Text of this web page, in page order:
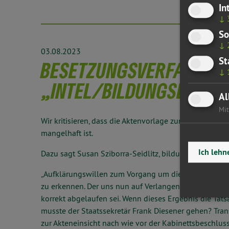
03.08.2023
BESETZUNGSVERFAHREN
„INTEL/BILDUNGSLAND
Wir kritisieren, dass die Aktenvorlage zum
mangelhaft ist.
Dazu sagt Susan Sziborra-Seidlitz,
„Aufklärungswillen zum Vorgang um die Besetzung
zu erkennen. Der uns nun auf Verlangen vorgelegte
korrekt abgelaufen sei. Wenn dieses Ergebnis die
musste der Staatssekretär Frank Diesener gehen?
zur Akteneinsicht nach wie vor der
↓
↓
↓
Ich